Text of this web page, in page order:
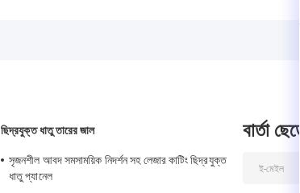
ছিদ্রযুক্ত ধাতু তারের জাল
সৃজনশীল আবদ সমসাময়িক নিদর্শন সহ লেজার কাটিং ছিদ্রযুক্ত
ধাতু প্যানেল
বার্তা ছেড়ে